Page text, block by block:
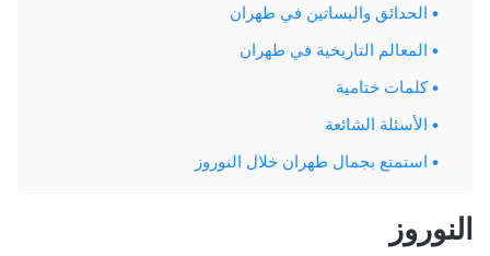
الحدائق والبساتين في طهران
المعالم التاريخية في طهران
كلمات ختامية
الأسئلة الشائعة
استمتع بجمال طهران خلال النوروز
النوروز